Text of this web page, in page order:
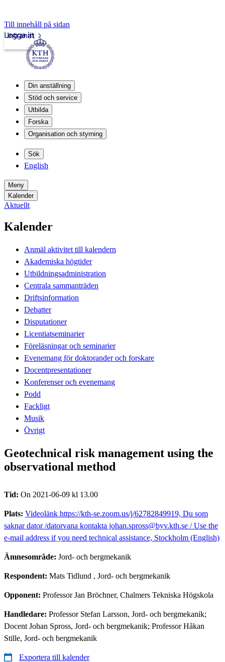
Till innehåll på sidan
Intranät
Logga in
Din anställning
Stöd och service
Utbilda
Forska
Organisation och styrning
Sök
English
Meny
Kalender
Aktuellt
Kalender
Anmäl aktivitet till kalendern
Akademiska högtider
Utbildningsadministration
Centrala sammanträden
Driftsinformation
Debatter
Disputationer
Licentiatseminarier
Föreläsningar och seminarier
Evenemang för doktorander och forskare
Docentpresentationer
Konferenser och evenemang
Podd
Fackligt
Musik
Övrigt
Geotechnical risk management using the
observational method
Tid: On 2021-06-09 kl 13.00
Plats: Videolänk https://kth-se.zoom.us/j/62782849919, Du som
saknar dator /datorvana kontakta johan.spross@byv.kth.se / Use the
e-mail address if you need technical assistance, Stockholm (English)
Ämnesområde: Jord- och bergmekanik
Respondent: Mats Tidlund , Jord- och bergmekanik
Opponent: Professor Jan Bröchner, Chalmers Tekniska Högskola
Handledare: Professor Stefan Larsson, Jord- och bergmekanik;
Docent Johan Spross, Jord- och bergmekanik; Professor Håkan
Stille, Jord- och bergmekanik
Exportera till kalender